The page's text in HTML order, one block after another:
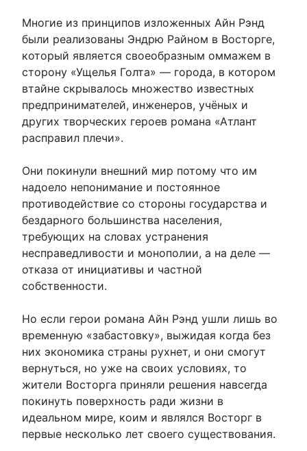
Многие из принципов изложенных Айн Рэнд
были реализованы Эндрю Райном в Восторге,
который является своеобразным оммажем в
сторону «Ущелья Голта» — города, в котором
втайне скрывалось множество известных
предпринимателей, инженеров, учёных и
других творческих героев романа «Атлант
расправил плечи».
Они покинули внешний мир потому что им
надоело непонимание и постоянное
противодействие со стороны государства и
бездарного большинства населения,
требующих на словах устранения
несправедливости и монополии, а на деле —
отказа от инициативы и частной
собственности.
Но если герои романа Айн Рэнд ушли лишь во
временную «забастовку», выжидая когда без
них экономика страны рухнет, и они смогут
вернуться, но уже на своих условиях, то
жители Восторга приняли решения навсегда
покинуть поверхность ради жизни в
идеальном мире, коим и являлся Восторг в
первые несколько лет своего существования.